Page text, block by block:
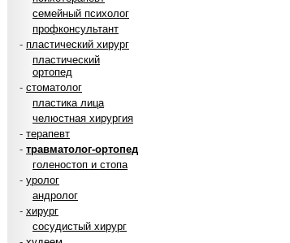
семейный психолог
профконсультант
- пластический хирург
пластический
ортопед
- стоматолог
пластика лица
челюстная хирургия
- терапевт
- травматолог-ортопед
голеностоп и стопа
- уролог
андролог
- хирург
сосудистый хирург